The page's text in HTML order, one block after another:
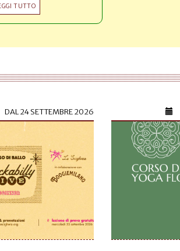
TUTTO
DAL24 SETTEMBRE 2026